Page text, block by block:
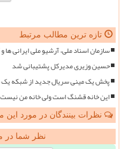
تازه ترین مطالب مرتبط
سازمان اسناد ملی، آرشیو ملی ایرانی
حسین وزیری مدیرکل پشتیبانی شد
پخش یک مینی سریال جدید از شبکه یک
این خانه قشنگ است ولی خانه من نیست
نظرات بینندگان در مورد
نظر شما در